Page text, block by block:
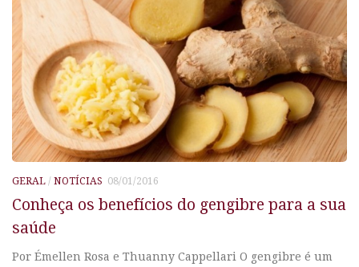
GERAL / NOTÍCIAS 08/01/2016
Conheça os benefícios do gengibre para a sua
saúde
Por Émellen Rosa e Thuanny Cappellari O gengibre é um